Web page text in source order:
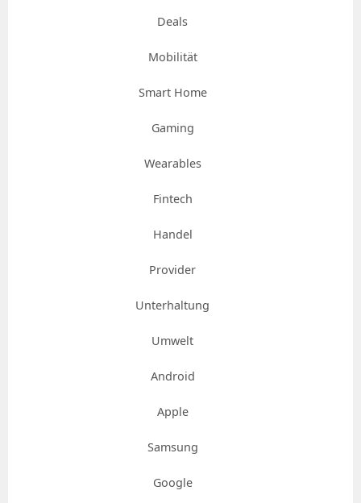
Deals
Mobilität
Smart Home
Gaming
Wearables
Fintech
Handel
Provider
Unterhaltung
Umwelt
Android
Apple
Samsung
Google